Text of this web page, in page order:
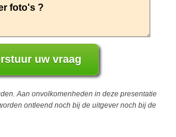
Aan onvolkomenheden in deze presentatie
ontleend noch bij de uitgever noch bij de